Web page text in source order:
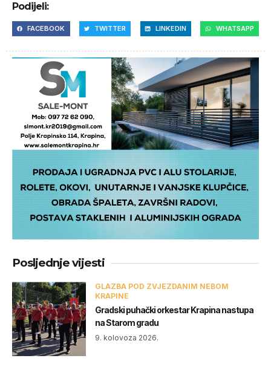
Podijeli:
FACEBOOK TWITTER LINKEDIN WHATSAPP
Posljednje vijesti
GLAZBA POD ZVJEZDANIM NEBOM
KRAPINE
Gradski puhački orkestar Krapina nastupa
na Starom gradu
9. kolovoza 2026.